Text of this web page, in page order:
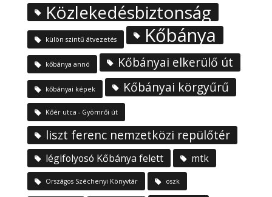
Közlekedésbiztonság
külön szintű átvezetés Kőbánya
kőbánya annó Kőbányai elkerülő út
kőbányai képek Kőbányai körgyűrű
Kőér utca - Gyömrői út
liszt ferenc nemzetközi repülőtér
légifolyosó Kőbánya felett mtk
Országos Széchenyi Könyvtár oszk